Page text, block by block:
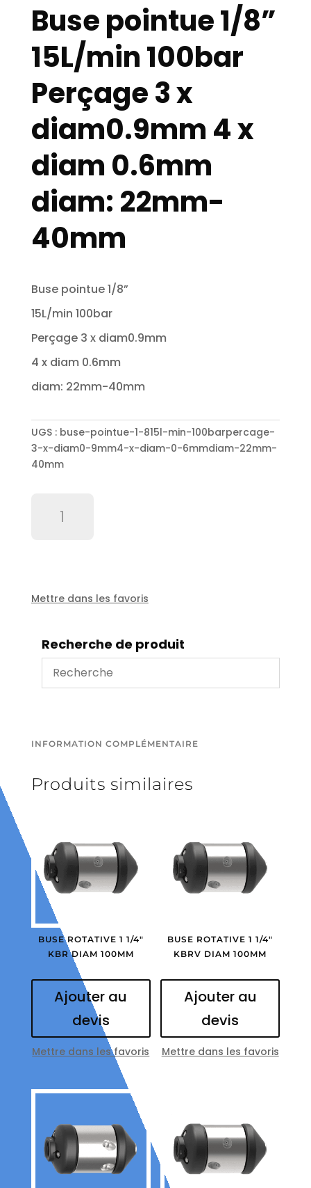
Buse pointue 1/8”
15L/min 100bar
Perçage 3 x
diam0.9mm 4 x
diam 0.6mm
diam: 22mm-
40mm
Buse pointue 1/8”
15L/min 100bar
Perçage 3 x diam0.9mm
4 x diam 0.6mm
diam: 22mm-40mm
UGS : buse-pointue-1-815l-min-100barpercage-
3-x-diam0-9mm4-x-diam-0-6mmdiam-22mm-
40mm
100bar
diam0.9mm
diam:
Mettre dans les favoris
Recherche de produit
INFORMATION COMPLÉMENTAIRE
Produits similaires
BUSE ROTATIVE 1 1/4″
KBR DIAM 100MM
Ajouter au
devis
Mettre dans les favoris
BUSE ROTATIVE 1 1/4″
KBRV DIAM 100MM
Ajouter au
devis
Mettre dans les favoris